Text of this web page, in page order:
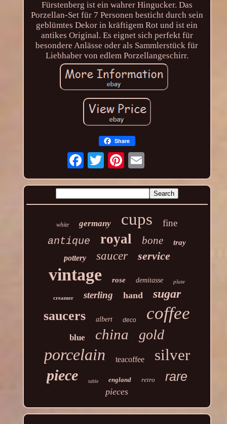
Fürstenberg ist ein wahrer Hingucker. Das
Porzellan-Set für 7 Personen besticht durch sein
geblümtes Dekor in kräftigem Rot und ist ein
antikes Original. Es eignet sich perfekt für
besondere Anlässe oder als Sammlerstück für
Liebhaber von edlem Porzellangeschirr.
Share
white germany cups fine
antique royal bone tray
pottery saucer service
vintage rose demitasse plate
creamer sterling hand sugar
saucers albert deco coffee
blue china gold
porcelain teacoffee silver
piece table england retro rare
pieces